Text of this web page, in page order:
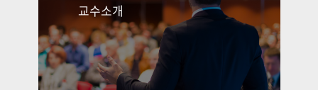
교수소개